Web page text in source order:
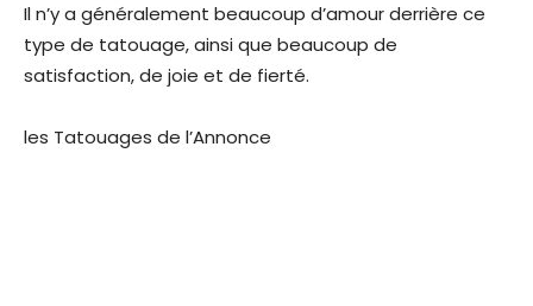
Il n’y a généralement beaucoup d’amour derrière ce
type de tatouage, ainsi que beaucoup de
satisfaction, de joie et de fierté.
les Tatouages de l’Annonce